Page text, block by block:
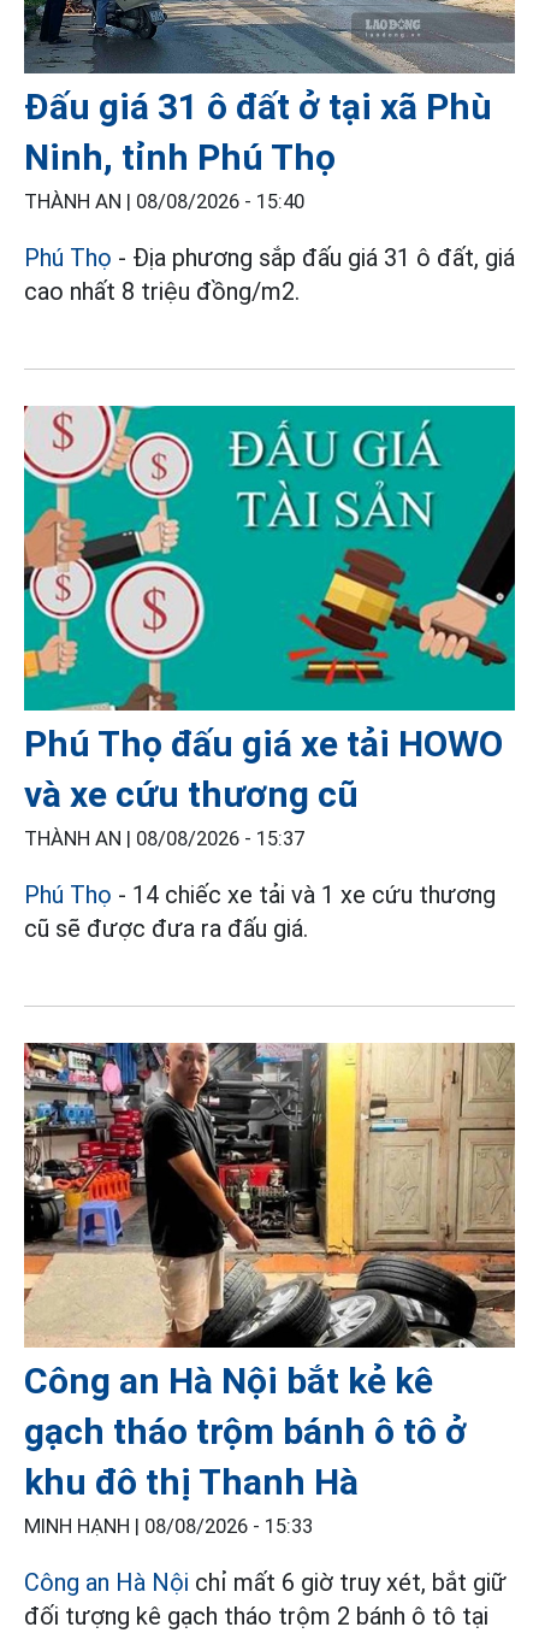
Đấu giá 31 ô đất ở tại xã Phù
Ninh, tỉnh Phú Thọ
THÀNH AN | 08/08/2026 - 15:40
Phú Thọ - Địa phương sắp đấu giá 31 ô đất, giá
cao nhất 8 triệu đồng/m2.
Phú Thọ đấu giá xe tải HOWO
và xe cứu thương cũ
THÀNH AN | 08/08/2026 - 15:37
Phú Thọ - 14 chiếc xe tải và 1 xe cứu thương
cũ sẽ được đưa ra đấu giá.
Công an Hà Nội bắt kẻ kê
gạch tháo trộm bánh ô tô ở
khu đô thị Thanh Hà
MINH HẠNH | 08/08/2026 - 15:33
Công an Hà Nội chỉ mất 6 giờ truy xét, bắt giữ
đối tượng kê gạch tháo trộm 2 bánh ô tô tại